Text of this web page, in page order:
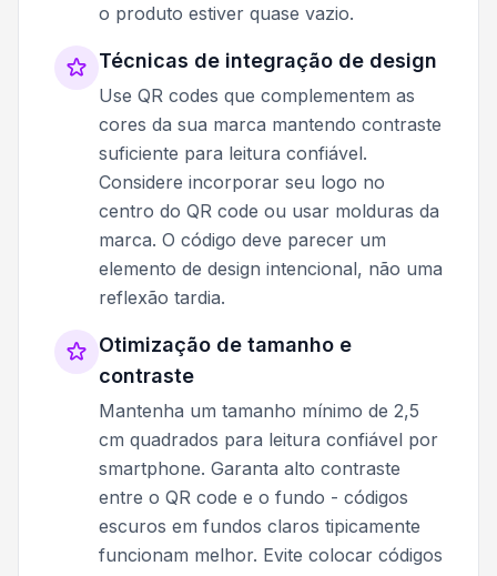
o produto estiver quase vazio.
Técnicas de integração de design
Use QR codes que complementem as
cores da sua marca mantendo contraste
suficiente para leitura confiável.
Considere incorporar seu logo no
centro do QR code ou usar molduras da
marca. O código deve parecer um
elemento de design intencional, não uma
reflexão tardia.
Otimização de tamanho e
contraste
Mantenha um tamanho mínimo de 2,5
cm quadrados para leitura confiável por
smartphone. Garanta alto contraste
entre o QR code e o fundo - códigos
escuros em fundos claros tipicamente
funcionam melhor. Evite colocar códigos